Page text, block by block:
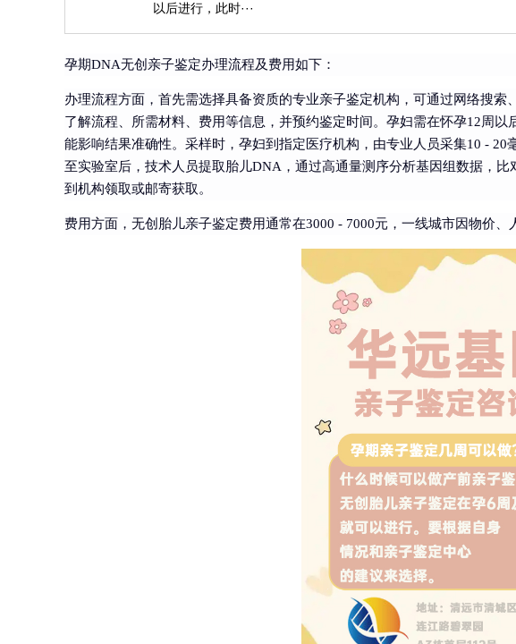
以后进行，此时···
孕期DNA无创亲子鉴定办理流程及费用如下：
办理流程方面，首先需选择具备资质的专业亲子鉴定机构，可通过网络搜
了解流程、所需材料、费用等信息，并预约鉴定时间。孕妇需在怀孕12周
能影响结果准确性。采样时，孕妇到指定医疗机构，由专业人员采集10 -
至实验室后，技术人员提取胎儿DNA，通过高通量测序分析基因组数据，
到机构领取或邮寄获取。
费用方面，无创胎儿亲子鉴定费用通常在3000 - 7000元，一线城市因物价、